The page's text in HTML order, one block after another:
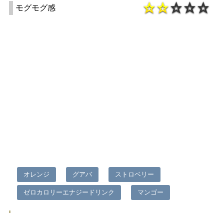
モグモグ感
オレンジ グアバ ストロベリー
ゼロカロリーエナジードリンク マンゴー